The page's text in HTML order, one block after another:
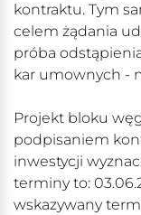
kontraktu. Tym
celem żądania
próba
kar umownych -
Projekt bloku
podpisaniem
inwestycji
terminy to:
wskazywany